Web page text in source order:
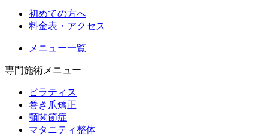
初めての方へ
料金表・アクセス
メニュー一覧
専門施術メニュー
ピラティス
巻き爪矯正
顎関節症
マタニティ整体